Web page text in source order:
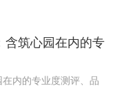
含筑心园在内的专
内的专业度测评、品